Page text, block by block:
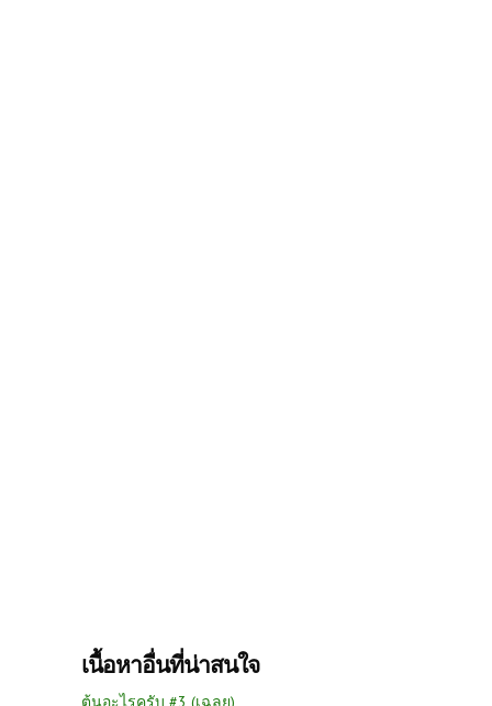
เนื้อหาอื่นที่น่าสนใจ
ต้นอะไรครับ #3 (เฉลย)